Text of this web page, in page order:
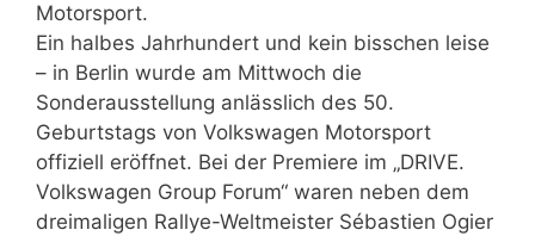
Motorsport.
Ein halbes Jahrhundert und kein bisschen leise
– in Berlin wurde am Mittwoch die
Sonderausstellung anlässlich des 50.
Geburtstags von Volkswagen Motorsport
offiziell eröffnet. Bei der Premiere im „DRIVE.
Volkswagen Group Forum“ waren neben dem
dreimaligen Rallye-Weltmeister Sébastien Ogier